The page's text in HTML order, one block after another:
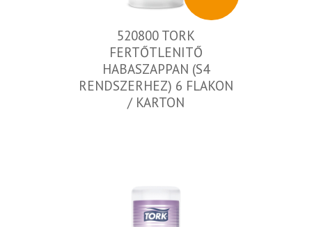
520800 TORK
FERTŐTLENITŐ
HABASZAPPAN (S4
RENDSZERHEZ) 6 FLAKON
/ KARTON